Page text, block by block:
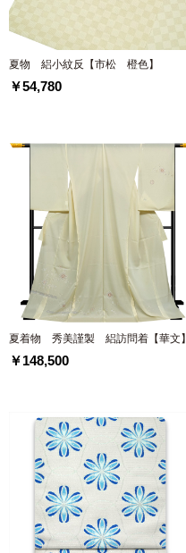
夏物 絽小紋反【市松 橙色】
￥54,780
夏着物 秀美謹製 絽訪問着【華文】
￥148,500